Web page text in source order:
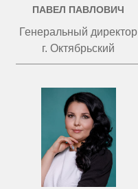
ПАВЕЛ ПАВЛОВИЧ
Генеральный директор
г. Октябрьский